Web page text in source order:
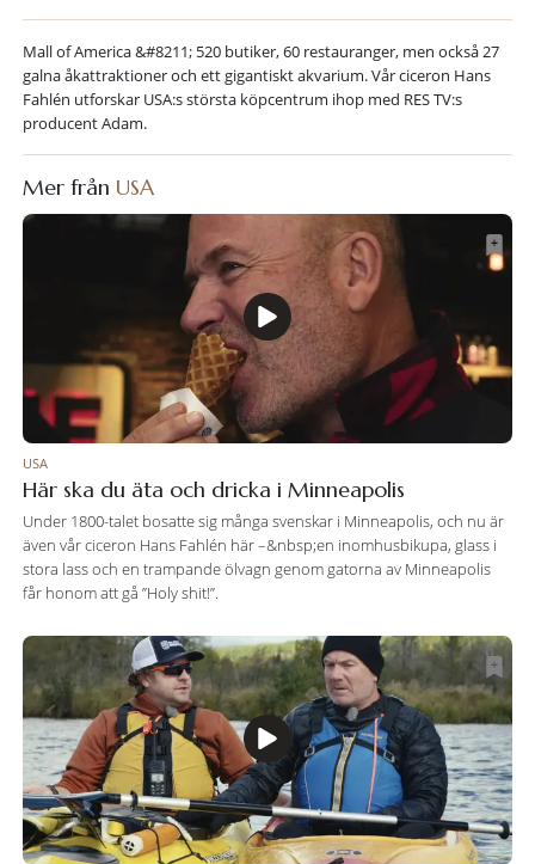
Mall of America &#8211; 520 butiker, 60 restauranger, men också 27
galna åkattraktioner och ett gigantiskt akvarium. Vår ciceron Hans
Fahlén utforskar USA:s största köpcentrum ihop med RES TV:s
producent Adam.
Mer frånUSA
USA
Här ska du äta och dricka i Minneapolis
Under 1800-talet bosatte sig många svenskar i Minneapolis, och nu är
även vår ciceron Hans Fahlén här –&nbsp;en inomhusbikupa, glass i
stora lass och en trampande ölvagn genom gatorna av Minneapolis
får honom att gå ”Holy shit!”.